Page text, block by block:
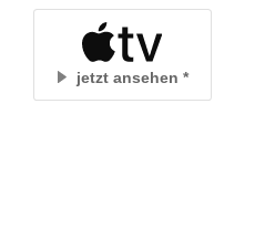
jetzt ansehen